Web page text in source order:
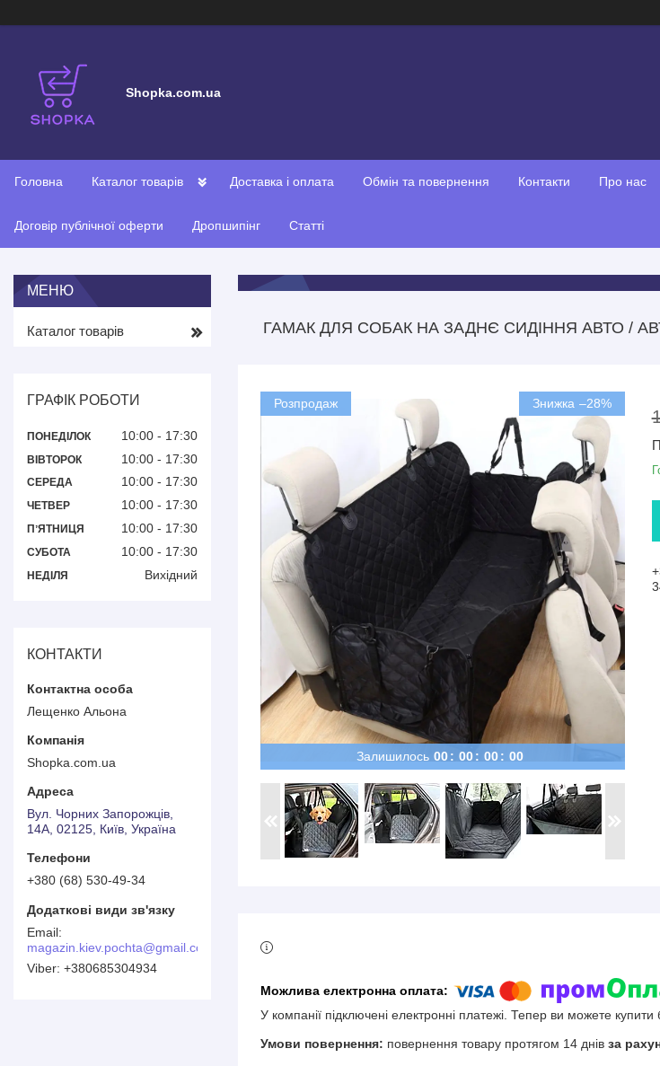
Shopka.com.ua
Головна Каталог товарів Доставка і оплата Обмін та повернення Контакти Про нас
Договір публічної оферти Дропшипінг Статті
ГАМАК ДЛЯ СОБАК НА ЗАДНЄ СИДІННЯ АВТО /
Залишилось 00 00 00 00
Розпродаж –28%
У компанії підключені електронні платежі. Тепер ви можете
повернення товару протягом 14 днів за
Каталог товарів
ГРАФІК РОБОТИ
ПОНЕДІЛОК 10:00 17:30
ВІВТОРОК 10:00 17:30
СЕРЕДА 10:00 17:30
ЧЕТВЕР 10:00 17:30
ПʼЯТНИЦЯ 10:00 17:30
СУБОТА 10:00 17:30
НЕДІЛЯ Вихідний
КОНТАКТИ
Лещенко Альона
Shopka.com.ua
Вул. Чорних Запорожців,
14А, 02125, Київ, Україна
+380 (68) 530-49-34
magazin.kiev.pochta@gmail.com
+380685304934